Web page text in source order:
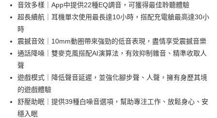
音效多樣｜App中提供22種EQ調音，可獲得最佳聆聽體驗
超長續航｜耳機單次使用最長達10小時，搭配充電艙最高達30小
時
震撼音效｜10mm動圈帶來強勁的低音表現，盡情享受震撼音樂
通話降噪｜雙麥克風搭配AI演算法，有效抑制雜音、精準收取人
聲
遊戲模式｜降低聲音延遲，並強化腳步聲、人聲，擁有身歷其境
的遊戲體驗
舒壓助眠｜提供39種白噪音選項，幫助專注工作、放鬆身心、安
穩入眠